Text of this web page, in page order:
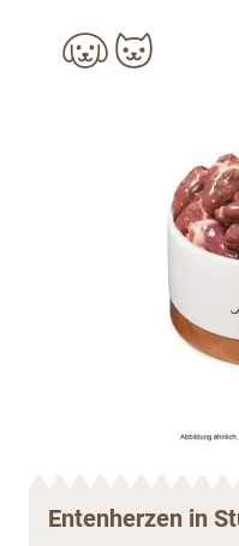
Entenherzen in